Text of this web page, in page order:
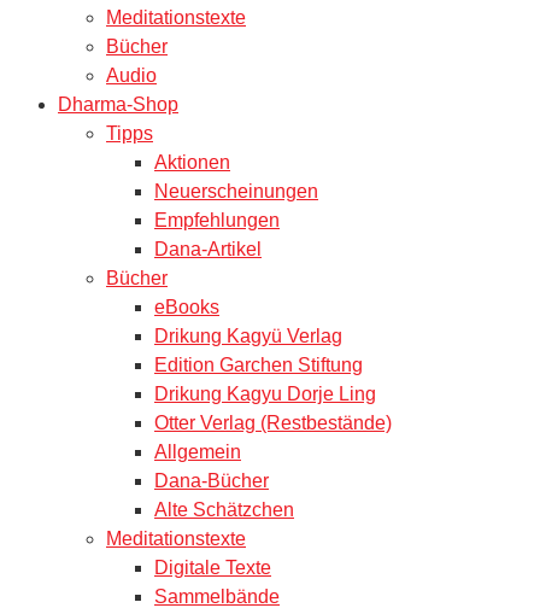
Meditationstexte
Bücher
Audio
Dharma-Shop
Tipps
Aktionen
Neuerscheinungen
Empfehlungen
Dana-Artikel
Bücher
eBooks
Drikung Kagyü Verlag
Edition Garchen Stiftung
Drikung Kagyu Dorje Ling
Otter Verlag (Restbestände)
Allgemein
Dana-Bücher
Alte Schätzchen
Meditationstexte
Digitale Texte
Sammelbände